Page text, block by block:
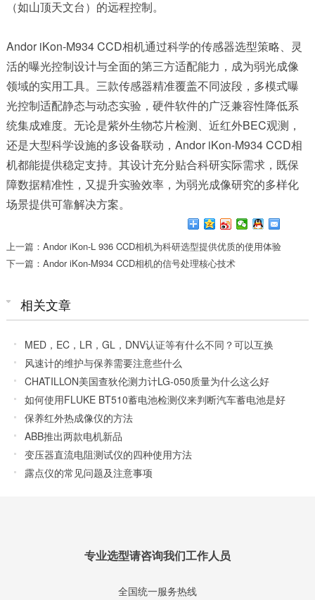
（如山顶天文台）的远程控制。
Andor iKon-M934 CCD相机通过科学的传感器选型策略、灵
活的曝光控制设计与全面的第三方适配能力，成为弱光成像
领域的实用工具。三款传感器精准覆盖不同波段，多模式曝
光控制适配静态与动态实验，硬件软件的广泛兼容性降低系
统集成难度。无论是紫外生物芯片检测、近红外BEC观测，
还是大型科学设施的多设备联动，Andor iKon-M934 CCD相
机都能提供稳定支持。其设计充分贴合科研实际需求，既保
障数据精准性，又提升实验效率，为弱光成像研究的多样化
场景提供可靠解决方案。
上一篇：Andor iKon-L 936 CCD相机为科研选型提供优质的使用体验
下一篇：Andor iKon-M934 CCD相机的信号处理核心技术
相关文章
MED，EC，LR，GL，DNV认证等有什么不同？可以互换
风速计的维护与保养需要注意些什么
CHATILLON美国查狄伦测力计LG-050质量为什么这么好
如何使用FLUKE BT510蓄电池检测仪来判断汽车蓄电池是好
是坏保养红外热成像仪的方法
ABB推出两款电机新品
变压器直流电阻测试仪的四种使用方法
露点仪的常见问题及注意事项
专业选型请咨询我们工作人员
全国统一服务热线